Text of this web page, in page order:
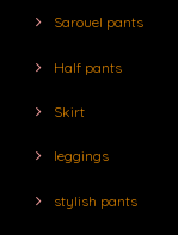
Sarouel pants
Half pants
Skirt
leggings
stylish pants